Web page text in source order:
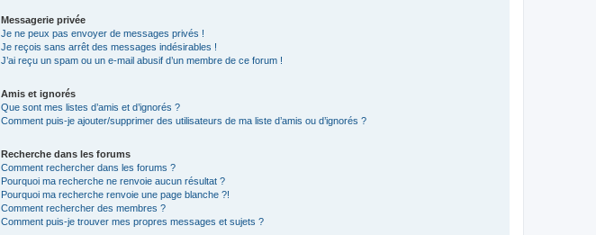
Messagerie privée
Je ne peux pas envoyer de messages privés !
Je reçois sans arrêt des messages indésirables !
J’ai reçu un spam ou un e-mail abusif d’un membre de ce forum !
Amis et ignorés
Que sont mes listes d’amis et d’ignorés ?
Comment puis-je ajouter/supprimer des utilisateurs de ma liste d’amis ou d’ignorés ?
Recherche dans les forums
Comment rechercher dans les forums ?
Pourquoi ma recherche ne renvoie aucun résultat ?
Pourquoi ma recherche renvoie une page blanche ?!
Comment rechercher des membres ?
Comment puis-je trouver mes propres messages et sujets ?